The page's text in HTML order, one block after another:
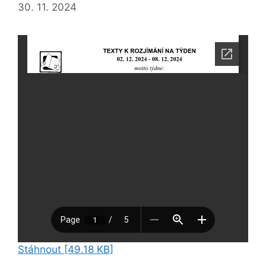
30. 11. 2024
Stáhnout [49.18 KB]